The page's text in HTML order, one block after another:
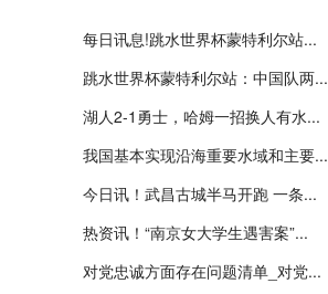
每日讯息!跳水世界杯蒙特利尔站...
跳水世界杯蒙特利尔站：中国队两...
湖人2-1勇士，哈姆一招换人有水...
我国基本实现沿海重要水域和主要...
今日讯！武昌古城半马开跑 一条...
热资讯！“南京女大学生遇害案”...
对党忠诚方面存在问题清单_对党...